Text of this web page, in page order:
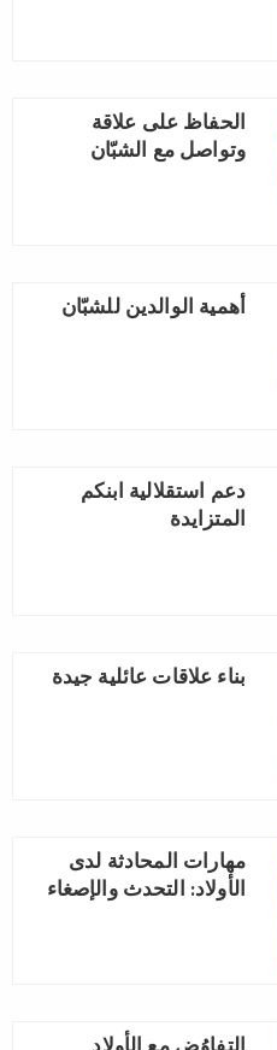
الحفاظ على علاقة
وتواصل مع الشبّان
أهمية الوالدين للشبّان
دعم استقلالية ابنكم
المتزايدة
بناء علاقات عائلية جيدة
مهارات المحادثة لدى
الأولاد: التحدث والإصغاء